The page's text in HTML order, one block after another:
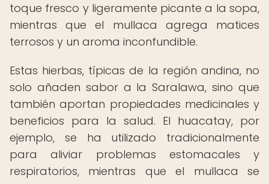
toque fresco y ligeramente picante a la sopa,
mientras que el mullaca agrega matices
terrosos y un aroma inconfundible.
Estas hierbas, típicas de la región andina, no
solo añaden sabor a la Saralawa, sino que
también aportan propiedades medicinales y
beneficios para la salud. El huacatay, por
ejemplo, se ha utilizado tradicionalmente
para aliviar problemas estomacales y
respiratorios, mientras que el mullaca se